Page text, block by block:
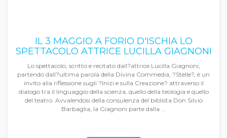
IL 3 MAGGIO A FORIO D'ISCHIA LO
SPETTACOLO ATTRICE LUCILLA GIAGNONI
Lo spettacolo, scritto e recitato dall?attrice Lucilla Giagnoni,
partendo dall?ultima parola della Divina Commedia, ?Stelle?, è un
invito alla riflessione sugli ?Inizi e sulla Creazione? attraverso il
dialogo tra il linguaggio della scienza, quello della teologia e quello
del teatro. Avvalendosi della consulenza del biblista Don Silvio
Barbaglia, la Giagnoni parte dalla ...